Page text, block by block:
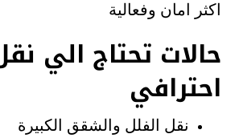
اكثر امان وفعالية
حالات تحتاج الي
احترافي
نقل الفلل والشقق الكبيرة